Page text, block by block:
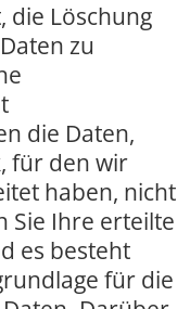
die Löschung
zu
die Daten,
für den wir
haben, nicht
Sie Ihre erteilte
es besteht
für die